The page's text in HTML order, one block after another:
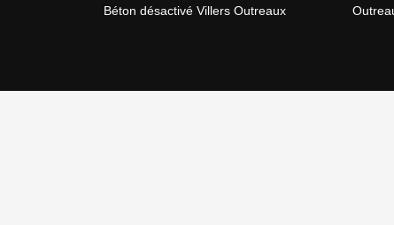
Béton désactivé Villers Outreaux